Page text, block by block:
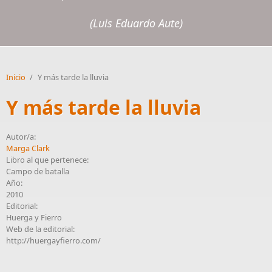
(Luis Eduardo Aute)
Inicio / Y más tarde la lluvia
Y más tarde la lluvia
Autor/a:
Marga Clark
Libro al que pertenece:
Campo de batalla
Año:
2010
Editorial:
Huerga y Fierro
Web de la editorial:
http://huergayfierro.com/